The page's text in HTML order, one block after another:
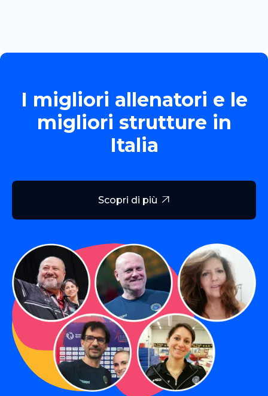
I migliori allenatori e le
migliori strutture in
Italia
Scopri di più 